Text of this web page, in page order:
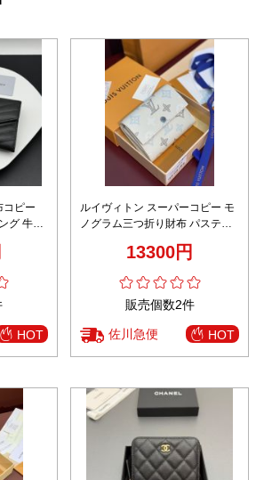
コピー
グ 牛革
HOT
ルイヴィトン スーパーコピー モ
ノグラム三つ折り財布 パステル
13300円
販売個数2件
佐川急便 HOT